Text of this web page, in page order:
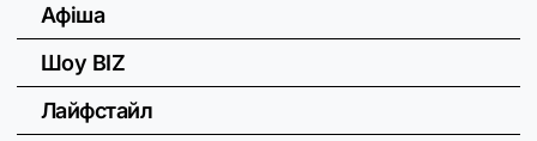
Афіша
Шоу BIZ
Лайфстайл